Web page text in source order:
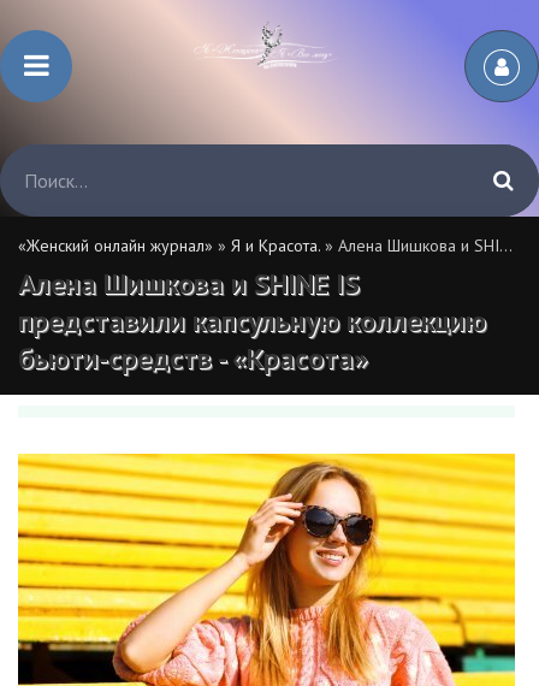
«Женский онлайн журнал» » Я и Красота. » Алена Шишкова и SHINE IS представили капсульную коллекцию бьюти-средств - «Красота»
Алена Шишкова и SHINE IS
представили капсульную коллекцию
бьюти-средств - «Красота»